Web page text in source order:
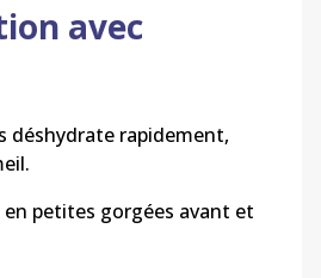
avec
déshydrate rapidement,
en petites gorgées avant et